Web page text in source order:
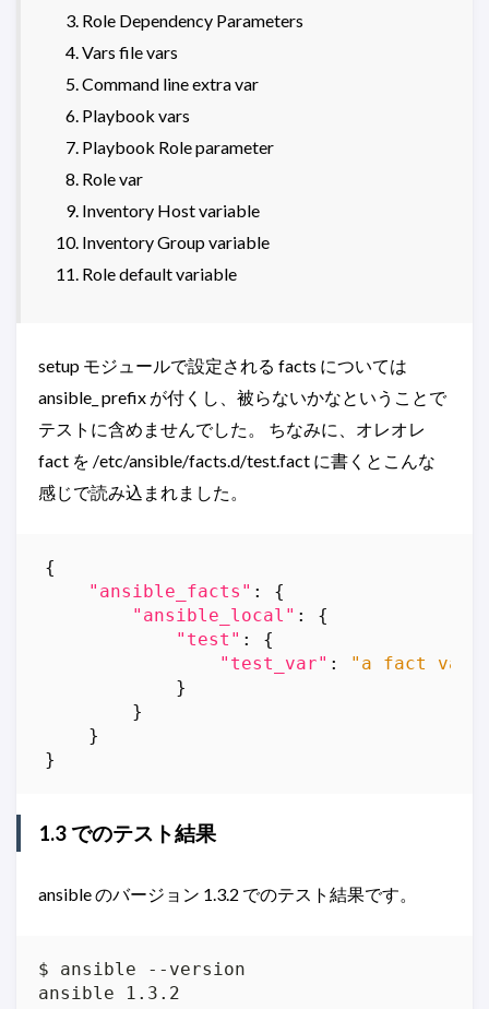
Role Dependency Parameters
Vars file vars
Command line extra var
Playbook vars
Playbook Role parameter
Role var
Inventory Host variable
Inventory Group variable
Role default variable
setup モジュールで設定される facts については
ansible_ prefix が付くし、被らないかなということで
テストに含めませんでした。 ちなみに、オレオレ
fact を /etc/ansible/facts.d/test.fact に書くとこんな
感じで読み込まれました。
{
"ansible_facts" :
{
"ansible_local" :
{
"test" :
{
"test_var" :
"a fact var"
}
}
}
}
1.3 でのテスト結果
ansible のバージョン 1.3.2 でのテスト結果です。
$ ansible --version
ansible 1.3.2